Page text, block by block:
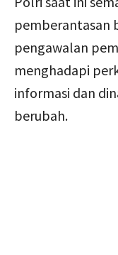
pemberantasan
pengawalan
menghadapi
informasi dan
berubah.